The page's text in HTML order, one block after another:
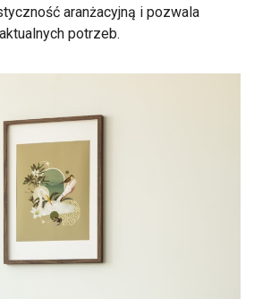
aranżacyjną i pozwala
potrzeb.